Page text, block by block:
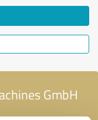
GmbH